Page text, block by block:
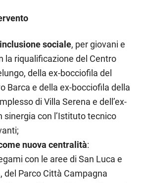
inclusione sociale, per giovani e
la riqualificazione del Centro
della ex-bocciofila del
Barca e della ex-bocciofila della
di Villa Serena e dell’ex-
sinergia con l’Istituto tecnico
nuova centralità:
con le aree di San Luca e
del Parco Città Campagna